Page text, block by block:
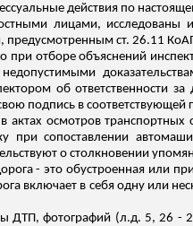
действия по
лицами, исследованы
предусмотренным ст. 26.11
при отборе объяснений
об ответственности
подпись в
осмотров
при сопоставлении
о столкновении
- это обустроенная или
включает в себя одну или
ДТП, фотографий (л.д. 5, 26 -